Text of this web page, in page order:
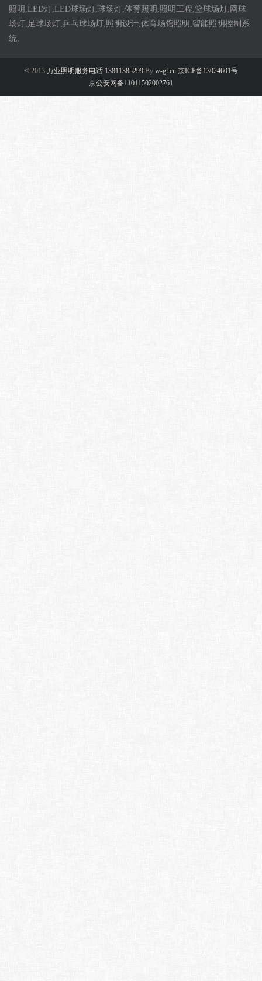
照明,LED灯,LED球场灯,球场灯,体育照明,照明工程,篮球场灯,网球
场灯,足球场灯,乒乓球场灯,照明设计,体育场馆照明,智能照明控制系
统,
© 2013 万业照明服务电话 13811385299 By w-gl.cn 京ICP备13024601号
京公安网备11011502002761